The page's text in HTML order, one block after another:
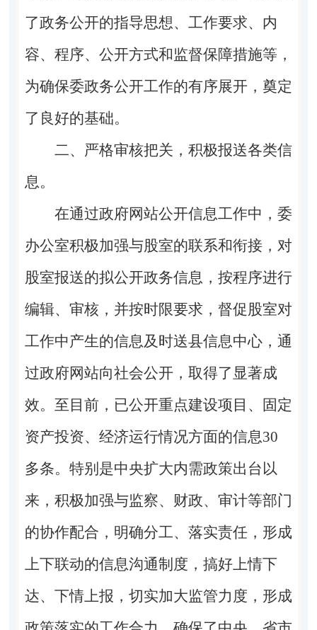
了政务公开的指导思想、工作要求、内
容、程序、公开方式和监督保障措施等，
为确保委政务公开工作的有序展开，奠定
了良好的基础。
二、严格审核把关，积极报送各类信
息。
在通过政府网站公开信息工作中，委
办公室积极加强与股室的联系和衔接，对
股室报送的拟公开政务信息，按程序进行
编辑、审核，并按时限要求，督促股室对
工作中产生的信息及时送县信息中心，通
过政府网站向社会公开，取得了显著成
效。至目前，已公开重点建设项目、固定
资产投资、经济运行情况方面的信息30
多条。特别是中央扩大内需政策出台以
来，积极加强与监察、财政、审计等部门
的协作配合，明确分工、落实责任，形成
上下联动的信息沟通制度，搞好上情下
达、下情上报，切实加大监管力度，形成